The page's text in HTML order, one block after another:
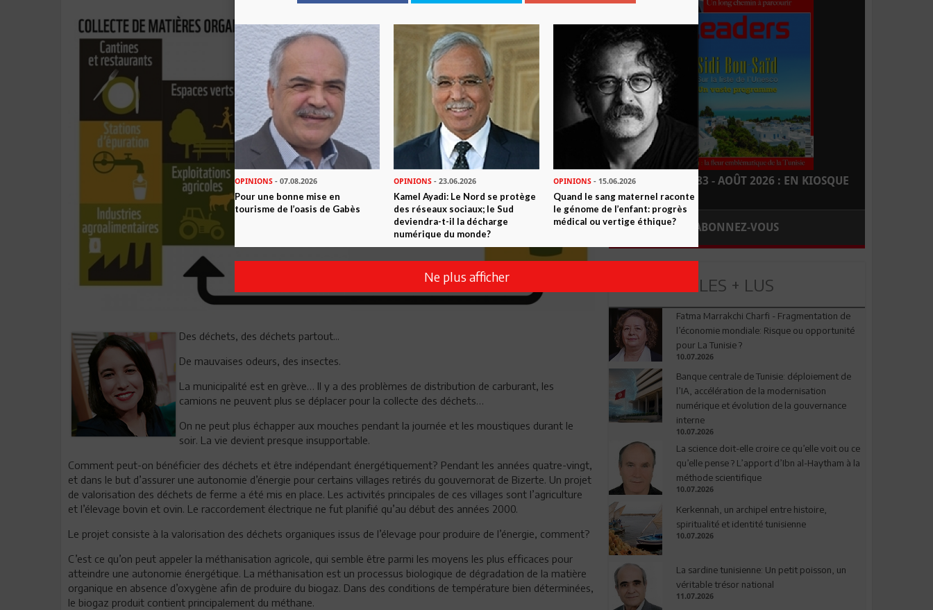
Des déchets, des déchets partout...
De mauvaises odeurs, des insectes.
La municipalité est en grève… Il y a des problèmes de distribution de carburant, les
camions ne peuvent plus se déplacer pour la collecte des déchets…
On ne peut plus échapper aux mouches pendant la journée et les moustiques durant le
soir. La vie devient presque insupportable.
Comment peut-on bénéficier des déchets et être indépendant énergétiquement? Pendant les années quatre-vingt,
et dans le but d’assurer une autonomie d’énergie pour certains villages retirés du gouvernorat de Bizerte. Un projet
de valorisation des déchets de ferme a été mis en place. Les activités principales de ces villages sont l’agriculture
et l’élevage bovin et ovin. Le raccordement électrique ne fut planifié qu’au début des années 2000.
Le projet consiste à la valorisation des déchets organiques issus de l’élevage pour produire de l’énergie, comment?
C’est ce qu’on peut appeler la méthanisation agricole, qui semble être parmi les moyens les plus efficaces pour
atteindre une autonomie énergétique. La méthanisation est un processus biologique de dégradation de la matière
organique en absence d’oxygène afin de produire du biogaz. Dans des conditions de température bien déterminées,
le biogaz produit contient principalement du méthane.
LEADERS N° 183 - AOÛT 2026 : EN KIOSQUE
ABONNEZ-VOUS
LES + LUS
Fatma Marrakchi Charfi - Fragmentation de
l’économie mondiale: Risque ou opportunité
pour La Tunisie ?
10.07.2026
Banque centrale de Tunisie: déploiement de
l’IA, accélération de la modernisation
numérique et évolution de la gouvernance
interne
10.07.2026
La science doit-elle croire ce qu’elle voit ou ce
qu’elle pense ? L’apport d’Ibn al-Haytham à la
méthode scientifique
10.07.2026
Kerkennah, un archipel entre histoire,
spiritualité et identité tunisienne
10.07.2026
La sardine tunisienne: Un petit poisson, un
véritable trésor national
11.07.2026
OPINIONS - 07.08.2026
Pour une bonne mise en
tourisme de l’oasis de Gabès
OPINIONS - 23.06.2026
Kamel Ayadi: Le Nord se protège
des réseaux sociaux; le Sud
deviendra-t-il la décharge
numérique du monde?
OPINIONS- 15.06.2026
Quand le sang maternel raconte
le génome de l’enfant: progrès
médical ou vertige éthique?
Ne plus afficher